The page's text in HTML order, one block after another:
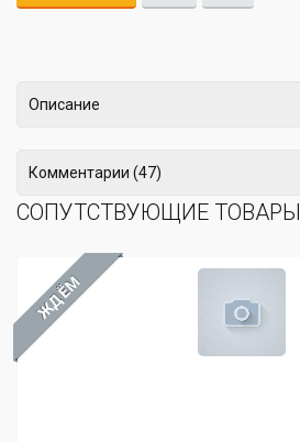
Описание
Комментарии (47)
СОПУТСТВУЮЩИЕ ТОВАРЫ